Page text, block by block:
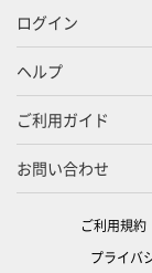
ログイン
ヘルプ
ご利用ガイド
お問い合わせ
ご利用規約
プライバ